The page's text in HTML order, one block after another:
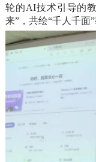
轮的AI技术引导的
来”，共绘“千人千面”